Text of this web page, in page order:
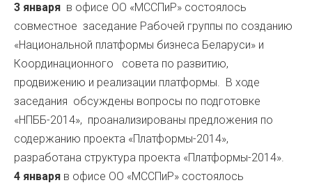
3 января в офисе ОО «МССПиР» состоялось
совместное заседание Рабочей группы по созданию
«Национальной платформы бизнеса Беларуси» и
Координационного совета по развитию,
продвижению и реализации платформы. В ходе
заседания обсуждены вопросы по подготовке
«НПББ-2014», проанализированы предложения по
содержанию проекта «Платформы-2014»,
разработана структура проекта «Платформы-2014».
4 января в офисе ОО «МССПиР» состоялось